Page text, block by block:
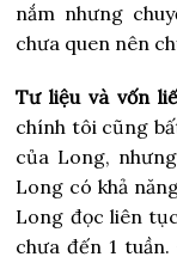
nắm nhưng
chưa quen nên
Tư liệu và vốn
chính tôi cũng
của Long,
Long có khả
Long đọc liên
chưa đến 1